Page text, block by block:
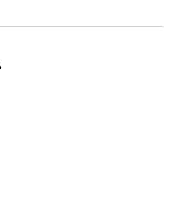
ambos vuelven a su estado
del zhou quan xiang se